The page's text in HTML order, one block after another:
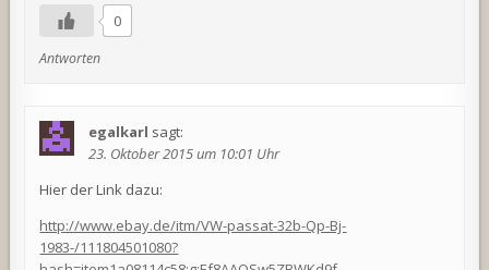
0
Antworten
egalkarl sagt:
23. Oktober 2015 um 10:01 Uhr
Hier der Link dazu:
http://www.ebay.de/itm/VW-passat-32b-Qp-Bj-
1983-/111804501080?